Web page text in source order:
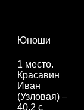
Юноши
1 место.
Красавин
Иван
(Узловая) –
40,2 с